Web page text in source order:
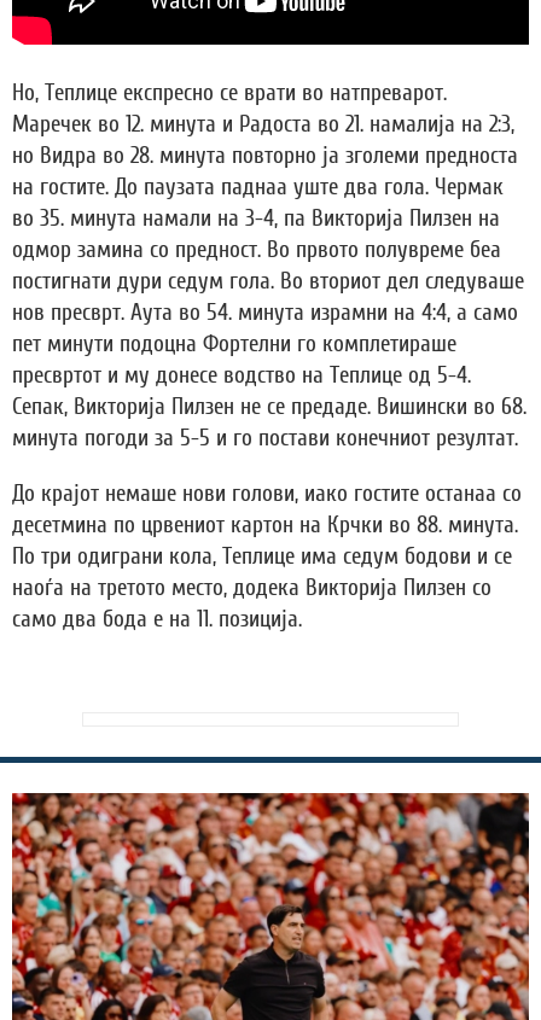
Но, Теплице експресно се врати во натпреварот.
Маречек во 12. минута и Радоста во 21. намалија на 2:3,
но Видра во 28. минута повторно ја зголеми предноста
на гостите. До паузата паднаа уште два гола. Чермак
во 35. минута намали на 3-4, па Викторија Пилзен на
одмор замина со предност. Во првото полувреме беа
постигнати дури седум гола. Во вториот дел следуваше
нов пресврт. Аута во 54. минута израмни на 4:4, а само
пет минути подоцна Фортелни го комплетираше
пресвртот и му донесе водство на Теплице од 5-4.
Сепак, Викторија Пилзен не се предаде. Вишински во 68.
минута погоди за 5-5 и го постави конечниот резултат.
До крајот немаше нови голови, иако гостите останаа со
десетмина по црвениот картон на Крчки во 88. минута.
По три одиграни кола, Теплице има седум бодови и се
наоѓа на третото место, додека Викторија Пилзен со
само два бода е на 11. позиција.